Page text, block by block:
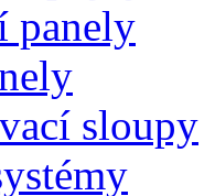
panely
sloupy